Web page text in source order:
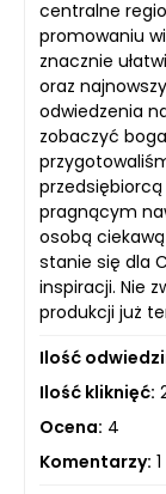
centralne
promowaniu
znacznie
oraz
odwiedzenia
zobaczyć
pragnącym
osobą
stanie się dla
inspiracji. Nie
produkcji już
Ilość
Ilość kliknięć:
Ocena: 4
Komentarzy: 1